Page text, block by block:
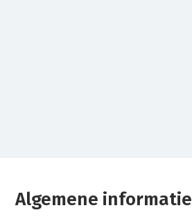
Algemene informatie